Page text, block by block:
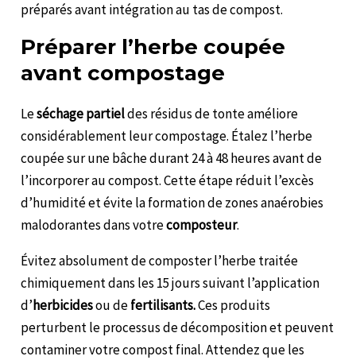
préparés avant intégration au tas de compost.
Préparer l’herbe coupée
avant compostage
Leséchage partieldes résidus de tonte améliore
considérablement leur compostage. Étalez l’herbe
coupée sur une bâche durant 24 à 48 heures avant de
l’incorporer au compost. Cette étape réduit l’excès
d’humidité et évite la formation de zones anaérobies
malodorantes dans votrecomposteur.
Évitez absolument de composter l’herbe traitée
chimiquement dans les 15 jours suivant l’application
d’herbicidesou defertilisants.Ces produits
perturbent le processus de décomposition et peuvent
contaminer votre compost final. Attendez que les